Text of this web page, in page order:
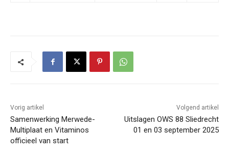
Vorig artikel
Samenwerking Merwede-
Multiplaat en Vitaminos
officieel van start
Volgend artikel
Uitslagen OWS 88 Sliedrecht
01 en 03 september 2025